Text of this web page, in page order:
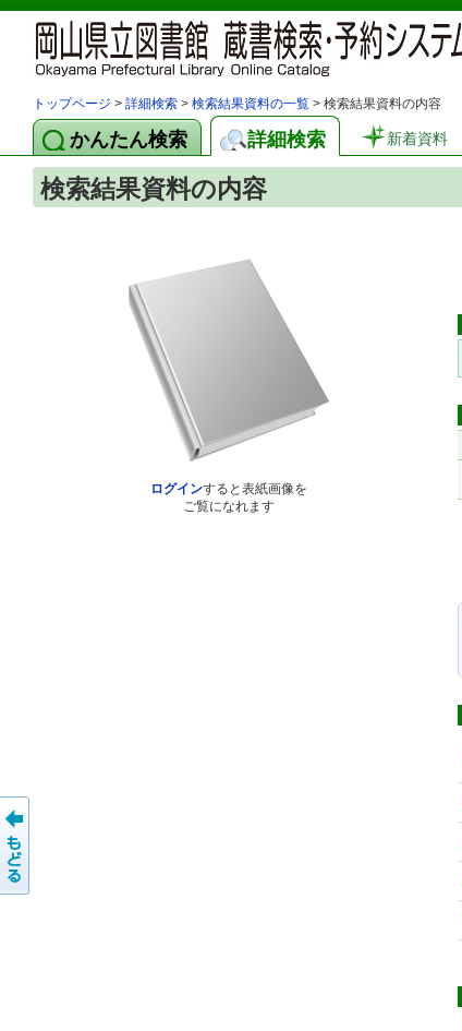
トップページ > 詳細検索 > 検索結果資料の一覧 > 検索結果資料の内容
かんたん検索 詳細検索 新着資料
検索結果資料の内容
ログインすると表紙画像を
ご覧になれます